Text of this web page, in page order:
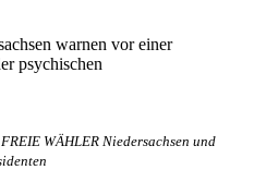
warnen vor einer
psychischen
WÄHLER Niedersachsen und